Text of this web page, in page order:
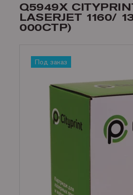
Контакты
Статьи
Q5949X
LASERJET 1160/
000СТР)
Под заказ